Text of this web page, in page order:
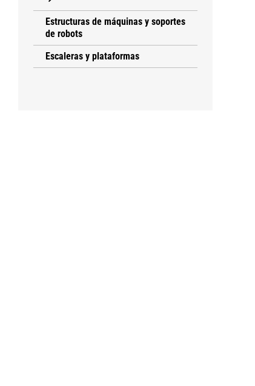
Estructuras de máquinas y soportes
de robots
Escaleras y plataformas